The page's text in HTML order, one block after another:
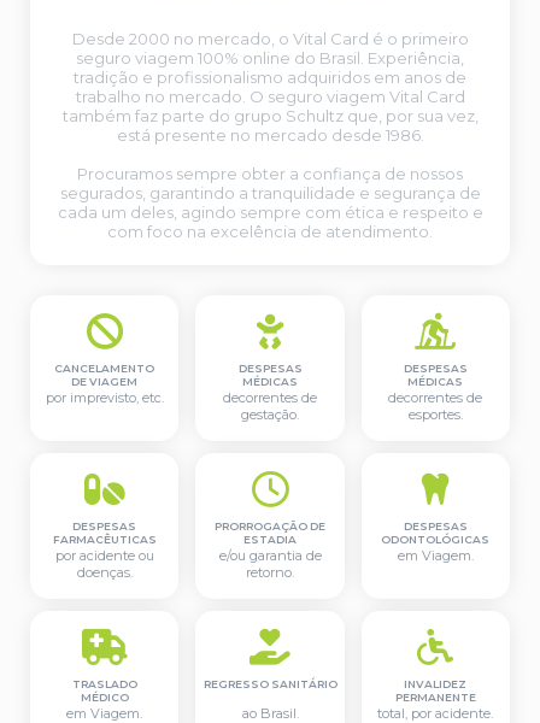
Desde 2000 no mercado, o Vital Card é o primeiro
seguro viagem 100% online do Brasil. Experiência,
tradição e profissionalismo adquiridos em anos de
trabalho no mercado. O seguro viagem Vital Card
também faz parte do grupo Schultz que, por sua vez,
está presente no mercado desde 1986.
Procuramos sempre obter a confiança de nossos
segurados, garantindo a tranquilidade e segurança de
cada um deles, agindo sempre com ética e respeito e
com foco na excelência de atendimento.
CANCELAMENTO
DE VIAGEM
por imprevisto, etc.
DESPESAS
MÉDICAS
decorrentes de
gestação.
DESPESAS
MÉDICAS
decorrentes de
esportes.
DESPESAS
FARMACÊUTICAS
por acidente ou
doenças.
PRORROGAÇÃO DE
ESTADIA
e/ou garantia de
retorno.
DESPESAS
ODONTOLÓGICAS
em Viagem.
TRASLADO
MÉDICO
em Viagem.
REGRESSO SANITÁRIO
ao Brasil.
INVALIDEZ
PERMANENTE
total, por acidente.